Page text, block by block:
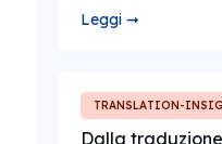
Leggi ➞
TRANSLATION-
Dalla